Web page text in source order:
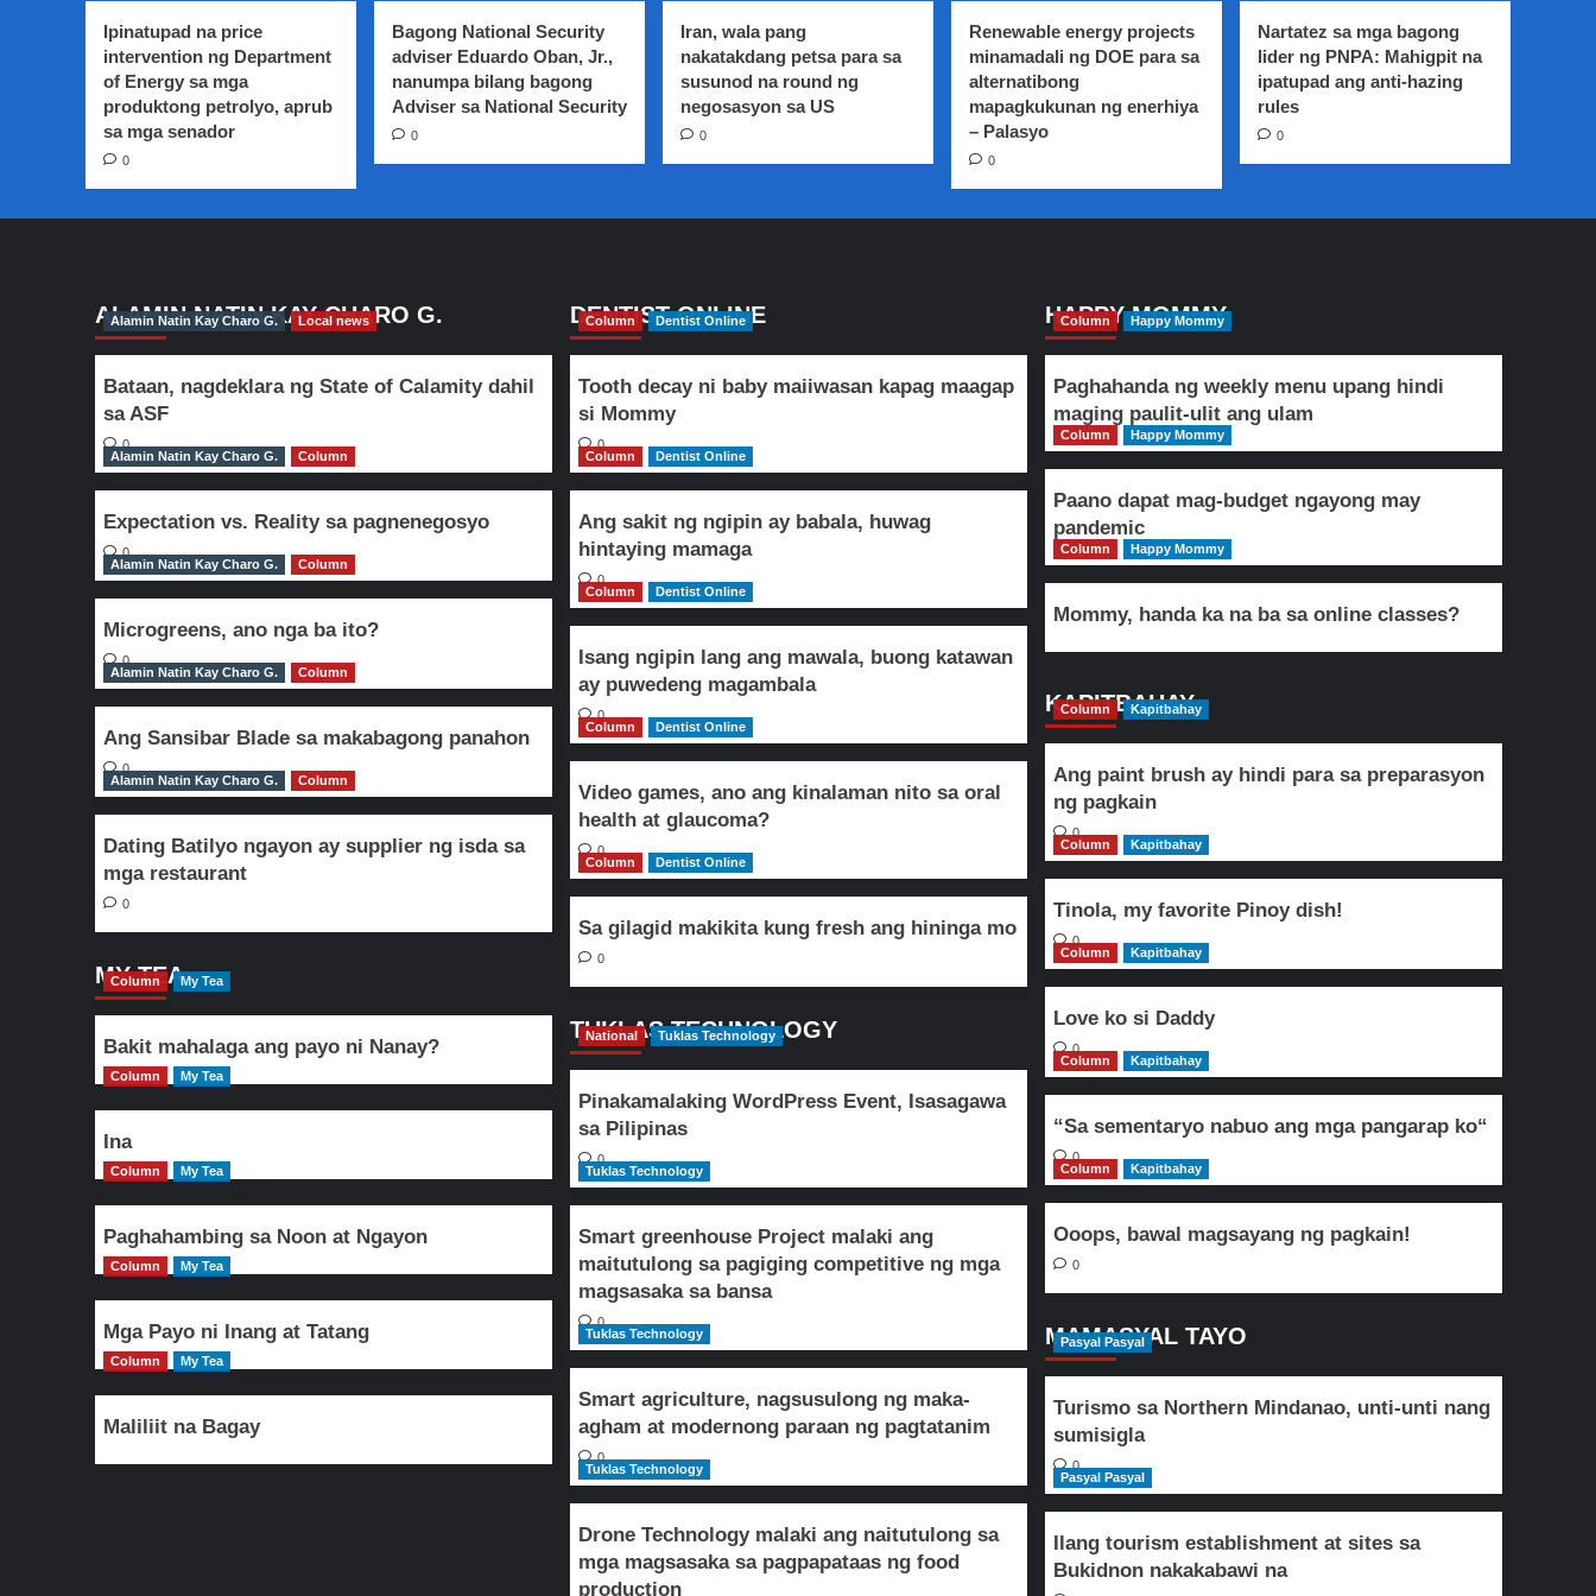
patuloy
na
paninira
ng
UN
Duterte
Ipinatupad na price
intervention ng Department
of Energy sa mga
produktong petrolyo, aprub
sa mga senador
0
Bagong National Security
adviser Eduardo Oban, Jr.,
nanumpa bilang bagong
Adviser sa National Security
0
Iran, wala pang
nakatakdang petsa para sa
susunod na round ng
negosasyon sa US
0
Renewable energy projects
minamadali ng DOE para sa
alternatibong
mapagkukunan ng enerhiya
– Palasyo
0
Nartatez sa mga bagong
lider ng PNPA: Mahigpit na
ipatupad ang anti-hazing
rules
0
ALAMIN NATIN KAY CHARO G.
Alamin Natin Kay Charo G. Local news
Bataan, nagdeklara ng State of Calamity dahil
sa ASF
0
Alamin Natin Kay Charo G.
Column
Expectation vs. Reality sa pagnenegosyo
0
Alamin Natin Kay Charo G.
Column
Microgreens, ano nga ba ito?
0
Alamin Natin Kay Charo G.
Column
Ang Sansibar Blade sa makabagong panahon
0
Alamin Natin Kay Charo G.
Column
Dating Batilyo ngayon ay supplier ng isda sa
mga restaurant
0
MY TEA
Column My Tea
Bakit mahalaga ang payo ni Nanay?
Column My Tea
Ina
Column My Tea
Paghahambing sa Noon at Ngayon
Column My Tea
Mga Payo ni Inang at Tatang
Column My Tea
Maliliit na Bagay
DENTIST ONLINE
Column Dentist Online
Tooth decay ni baby maiiwasan kapag maagap
si Mommy
0
Column
Dentist Online
Ang sakit ng ngipin ay babala, huwag
hintaying mamaga
0
Column
Dentist Online
Isang ngipin lang ang mawala, buong katawan
ay puwedeng magambala
0
Column
Dentist Online
Video games, ano ang kinalaman nito sa oral
health at glaucoma?
0
Column
Dentist Online
Sa gilagid makikita kung fresh ang hininga mo
0
TUKLAS TECHNOLOGY
National Tuklas Technology
Pinakamalaking WordPress Event, Isasagawa
sa Pilipinas
0
Tuklas Technology
Smart greenhouse Project malaki ang
maitutulong sa pagiging competitive ng mga
magsasaka sa bansa
0
Tuklas Technology
Smart agriculture, nagsusulong ng maka-
agham at modernong paraan ng pagtatanim
0
Tuklas Technology
Drone Technology malaki ang naitutulong sa
mga magsasaka sa pagpapataas ng food
production
HAPPY MOMMY
Column Happy Mommy
Paghahanda ng weekly menu upang hindi
maging paulit-ulit ang ulam
Column Happy Mommy
Paano dapat mag-budget ngayong may
pandemic
Column Happy Mommy
Mommy, handa ka na ba sa online classes?
KAPITBAHAY
Column Kapitbahay
Ang paint brush ay hindi para sa preparasyon
ng pagkain
0
Column
Kapitbahay
Tinola, my favorite Pinoy dish!
0
Column
Kapitbahay
Love ko si Daddy
0
Column
Kapitbahay
“Sa sementaryo nabuo ang mga pangarap ko“
0
Column
Kapitbahay
Ooops, bawal magsayang ng pagkain!
0
MAMASYAL TAYO
Pasyal Pasyal
Turismo sa Northern Mindanao, unti-unti nang
sumisigla
0
Pasyal Pasyal
Ilang tourism establishment at sites sa
Bukidnon nakakabawi na